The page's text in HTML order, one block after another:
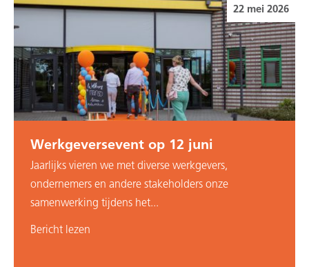
Werkgeversevent op 12 juni
22 mei 2026
Jaarlijks vieren we met diverse werkgevers,
ondernemers en andere stakeholders onze
samenwerking tijdens het...
Bericht lezen